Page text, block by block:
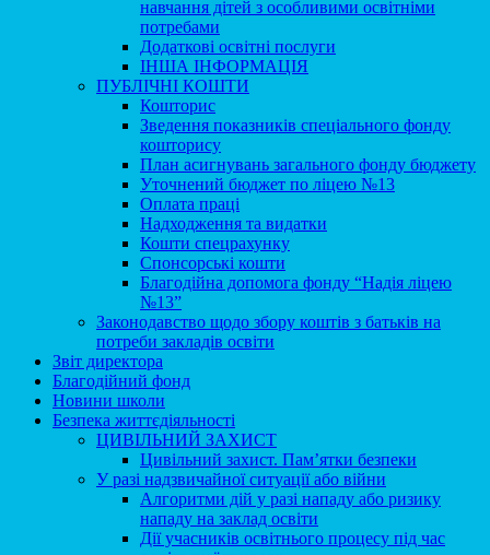
навчання дітей з особливими освітніми
потребами
Додаткові освітні послуги
ІНША ІНФОРМАЦІЯ
ПУБЛІЧНІ КОШТИ
Кошторис
Зведення показників спеціального фонду
кошторису
План асигнувань загального фонду бюджету
Уточнений бюджет по ліцею №13
Оплата праці
Надходження та видатки
Кошти спецрахунку
Спонсорські кошти
Благодійна допомога фонду “Надія ліцею
№13”
Законодавство щодо збору коштів з батьків на
потреби закладів освіти
Звіт директора
Благодійний фонд
Новини школи
Безпека життєдіяльності
ЦИВІЛЬНИЙ ЗАХИСТ
Цивільний захист. Пам’ятки безпеки
У разі надзвичайної ситуації або війни
Алгоритми дій у разі нападу або ризику
нападу на заклад освіти
Дії учасників освітнього процесу під час